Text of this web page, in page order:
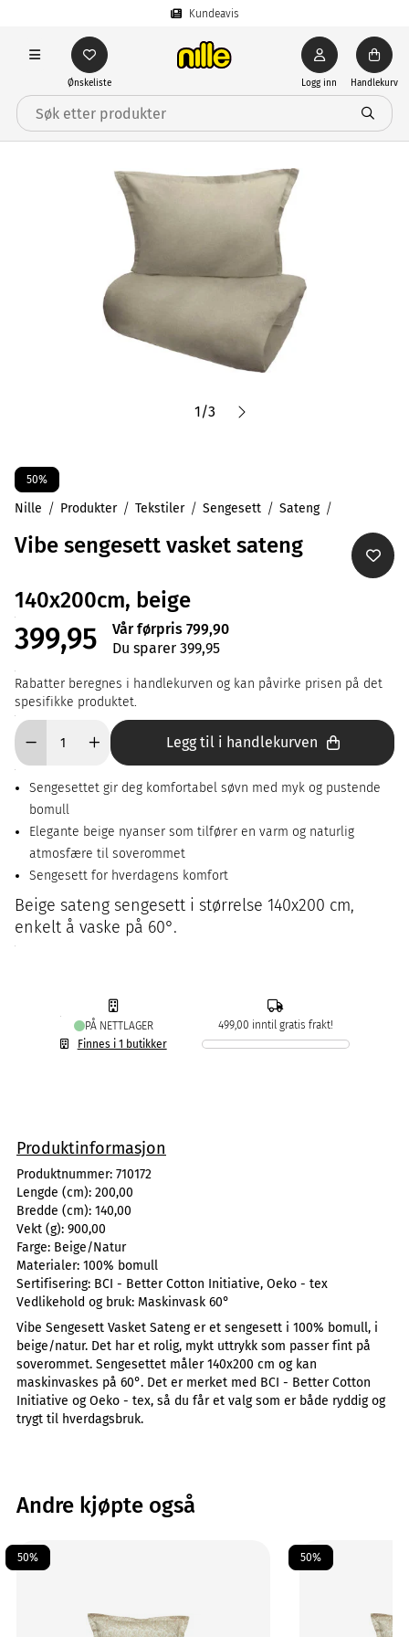
Kundeavis
Ønskeliste Logg inn Handlekurv
1/3
50%
Nille Produkter Tekstiler Sengesett Sateng
Vibe sengesett vasket sateng
140x200cm, beige
399,95
Vår førpris 799,90
Du sparer 399,95
Rabatter beregnes i handlekurven og kan påvirke prisen på det
spesifikke produktet.
Legg til i handlekurven
Sengesettet gir deg komfortabel søvn med myk og pustende
bomull
Elegante beige nyanser som tilfører en varm og naturlig
atmosfære til soverommet
Sengesett for hverdagens komfort
Beige sateng sengesett i størrelse 140x200 cm,
enkelt å vaske på 60°.
PÅ NETTLAGER
Finnes i 1 butikker
499,00 inntil gratis frakt!
Produktinformasjon
Produktnummer: 710172
Lengde (cm): 200,00
Bredde (cm): 140,00
Vekt (g): 900,00
Farge: Beige/Natur
Materialer: 100% bomull
Sertifisering: BCI - Better Cotton Initiative, Oeko - tex
Vedlikehold og bruk: Maskinvask 60°
Vibe Sengesett Vasket Sateng er et sengesett i 100% bomull, i
beige/natur. Det har et rolig, mykt uttrykk som passer fint på
soverommet. Sengesettet måler 140x200 cm og kan
maskinvaskes på 60°. Det er merket med BCI - Better Cotton
Initiative og Oeko - tex, så du får et valg som er både ryddig og
trygt til hverdagsbruk.
Andre kjøpte også
50% 50%